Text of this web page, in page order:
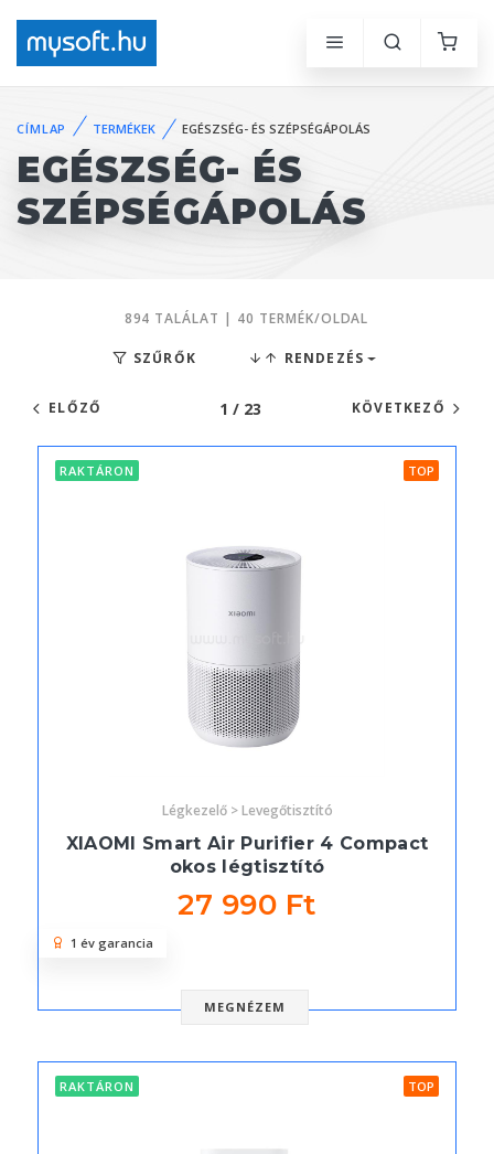
CÍMLAP TERMÉKEK EGÉSZSÉG- ÉS SZÉPSÉGÁPOLÁS
EGÉSZSÉG- ÉS
SZÉPSÉGÁPOLÁS
894 TALÁLAT | 40 TERMÉK/OLDAL
SZŰRŐK RENDEZÉS
ELŐZŐ 1 / 23 KÖVETKEZŐ
RAKTÁRON TOP
Légkezelő > Levegőtisztító
XIAOMI Smart Air Purifier 4 Compact
okos légtisztító
27 990 Ft
MEGNÉZEM
1 év garancia
RAKTÁRON TOP